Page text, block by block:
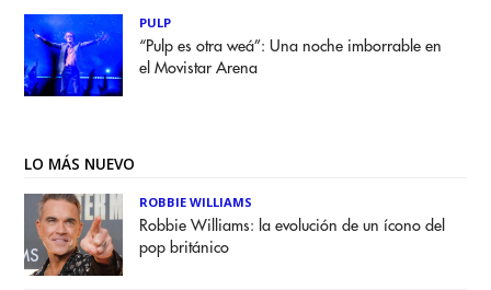
PULP
“Pulp es otra weá”: Una noche imborrable en
el Movistar Arena
LO MÁS NUEVO
ROBBIE WILLIAMS
Robbie Williams: la evolución de un ícono del
pop británico